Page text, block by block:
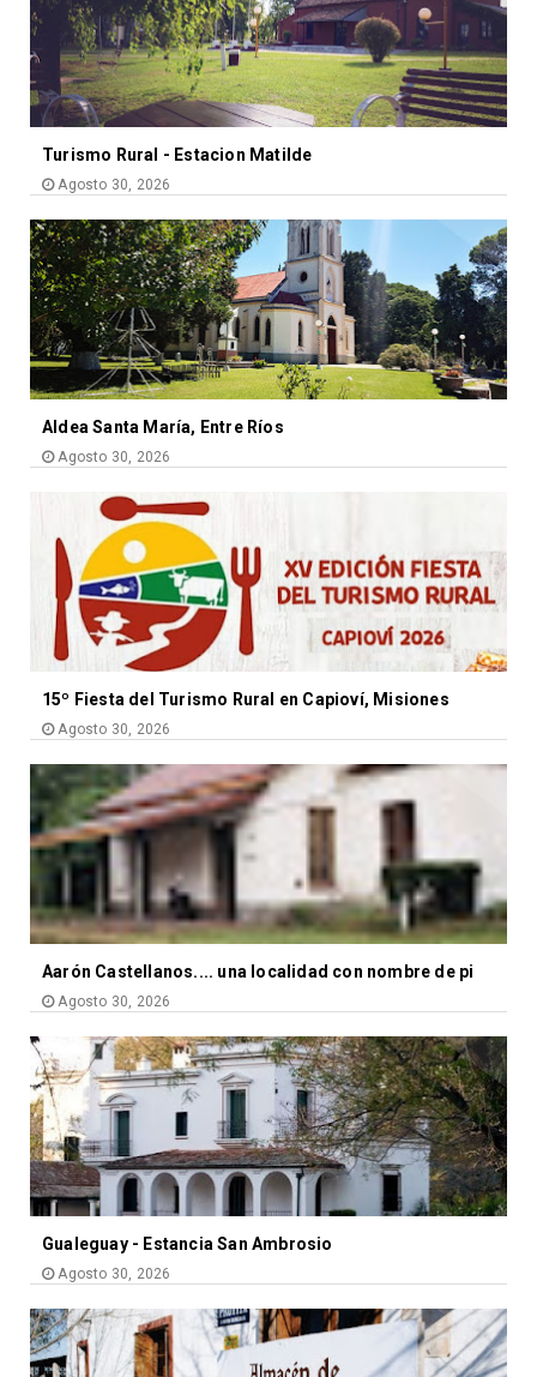
Turismo Rural - Estacion Matilde
Agosto 30, 2026
Aldea Santa María, Entre Ríos
Agosto 30, 2026
15º Fiesta del Turismo Rural en Capioví, Misiones
Agosto 30, 2026
Aarón Castellanos.... una localidad con nombre de pi
Agosto 30, 2026
Gualeguay - Estancia San Ambrosio
Agosto 30, 2026